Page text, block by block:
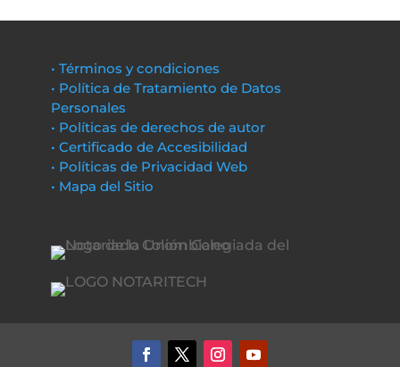
• Términos y condiciones
• Política de Tratamiento de Datos
Personales
• Políticas de derechos de autor
• Certificado de Accesibilidad
• Políticas de Privacidad Web
• Mapa del Sitio